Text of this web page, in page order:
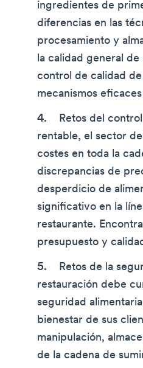
ingredientes de
diferencias en las
procesamiento y
la calidad general de
control de calidad
mecanismos
Retos del
rentable, el sector
costes en toda la
discrepancias de
desperdicio de
significativo en la
restaurante.
presupuesto y
Retos de la
restauración debe
seguridad
bienestar de sus
manipulación,
de la cadena de